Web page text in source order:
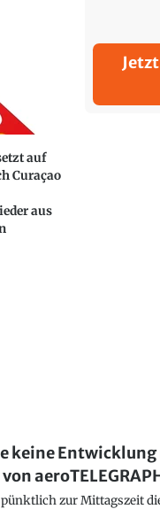
auf
Curaçao
aus
keine
zur Mittagszeit